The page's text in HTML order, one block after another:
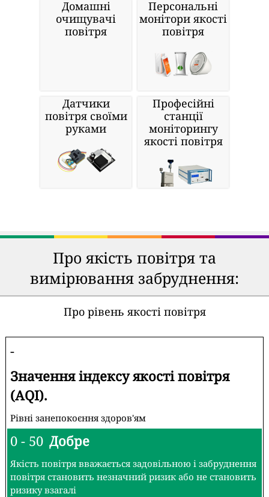
Домашні
очищувачі
повітря
Персональні
монітори якості
повітря
Датчики
повітря своїми
руками
Професійні
станції
моніторингу
якості повітря
Про якість повітря та
вимірювання забруднення:
Про рівень якості повітря
-
Значення індексу якості повітря
(AQI).
Рівні занепокоєння здоров'ям
0 - 50 Добре
Якість повітря вважається задовільною і забруднення
повітря становить незначний ризик або не становить
ризику взагалі